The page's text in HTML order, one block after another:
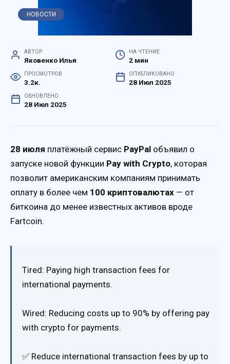
НОВОСТИ
АВТОР
Яковенко Илья
НА ЧТЕНИЕ
2 мин
ПРОСМОТРОВ
3.2к.
ОПУБЛИКОВАНО
28 Июл 2025
ОБНОВЛЕНО
28 Июл 2025
28 июля платёжный сервис PayPal объявил о
запуске новой функции Pay with Crypto, которая
позволит американским компаниям принимать
оплату в более чем 100 криптовалютах — от
биткоина до менее известных активов вроде
Fartcoin.
Tired: Paying high transaction fees for
international payments.
Wired: Reducing costs up to 90% by offering pay
with crypto for payments.
✅ Reduce international transaction fees by up to